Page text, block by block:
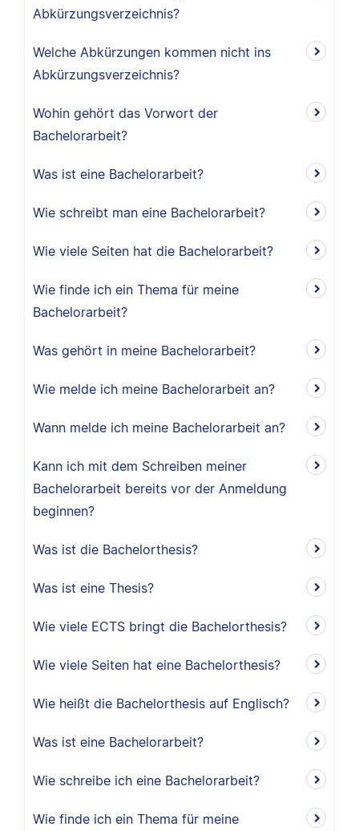
Abkürzungsverzeichnis?
Welche Abkürzungen kommen nicht ins
Abkürzungsverzeichnis?
Wohin gehört das Vorwort der
Bachelorarbeit?
Was ist eine Bachelorarbeit?
Wie schreibt man eine Bachelorarbeit?
Wie viele Seiten hat die Bachelorarbeit?
Wie finde ich ein Thema für meine
Bachelorarbeit?
Was gehört in meine Bachelorarbeit?
Wie melde ich meine Bachelorarbeit an?
Wann melde ich meine Bachelorarbeit an?
Kann ich mit dem Schreiben meiner
Bachelorarbeit bereits vor der Anmeldung
beginnen?
Was ist die Bachelorthesis?
Was ist eine Thesis?
Wie viele ECTS bringt die Bachelorthesis?
Wie viele Seiten hat eine Bachelorthesis?
Wie heißt die Bachelorthesis auf Englisch?
Was ist eine Bachelorarbeit?
Wie schreibe ich eine Bachelorarbeit?
Wie finde ich ein Thema für meine